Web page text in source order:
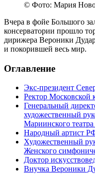
© Фото: Мария
Вчера в фойе Большого
консерватории прошло
дирижера Вероники
и покорившей весь мир.
Оглавление
Экс-президент
Ректор Московской
Генеральный
художественный
Мариинского
Народный артист
Художественный
Женского
Доктор
Внучка Вероники